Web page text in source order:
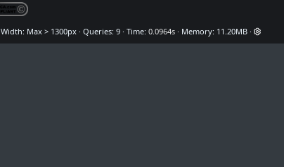
Width
Queries 9 Time 0.0964s Memory 11.20MB